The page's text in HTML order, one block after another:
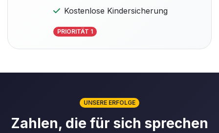
Kostenlose Kindersicherung
PRIORITÄT 1
UNSERE ERFOLGE
Zahlen, die für sich sprechen